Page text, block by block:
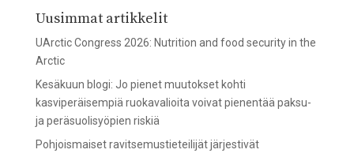
Uusimmat artikkelit
UArctic Congress 2026: Nutrition and food security in the
Arctic
Kesäkuun blogi: Jo pienet muutokset kohti
kasviperäisempiä ruokavalioita voivat pienentää paksu-
ja peräsuolisyöpien riskiä
Pohjoismaiset ravitsemustieteilijät järjestivät